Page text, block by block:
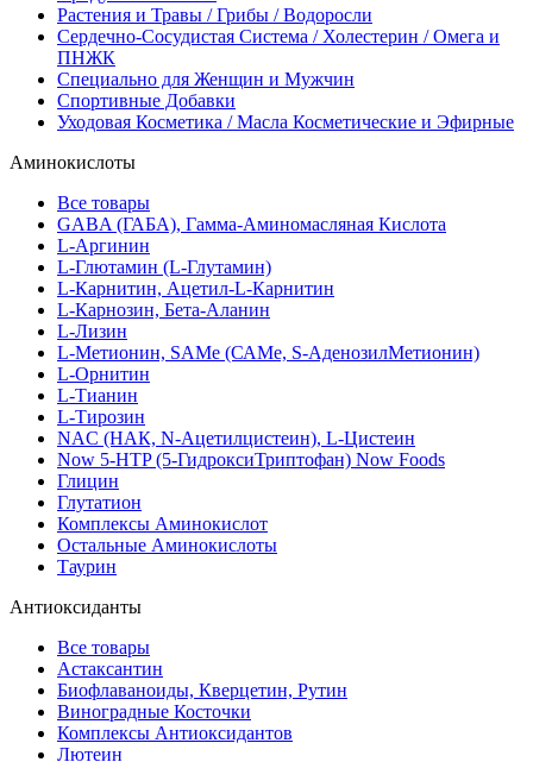
Растения и Травы / Грибы / Водоросли
Сердечно-Сосудистая Система / Холестерин / Омега и
ПНЖК
Специально для Женщин и Мужчин
Спортивные Добавки
Уходовая Косметика / Масла Косметические и Эфирные
Аминокислоты
Все товары
GABA (ГАБА), Гамма-Аминомасляная Кислота
L-Аргинин
L-Глютамин (L-Глутамин)
L-Карнитин, Ацетил-L-Карнитин
L-Карнозин, Бета-Аланин
L-Лизин
L-Метионин, SAMe (САМе, S-АденозилМетионин)
L-Орнитин
L-Тианин
L-Тирозин
NAC (НАК, N-Ацетилцистеин), L-Цистеин
Now 5-HTP (5-ГидроксиТриптофан) Now Foods
Глицин
Глутатион
Комплексы Аминокислот
Остальные Аминокислоты
Таурин
Антиоксиданты
Все товары
Астаксантин
Биофлаваноиды, Кверцетин, Рутин
Виноградные Косточки
Комплексы Антиоксидантов
Лютеин